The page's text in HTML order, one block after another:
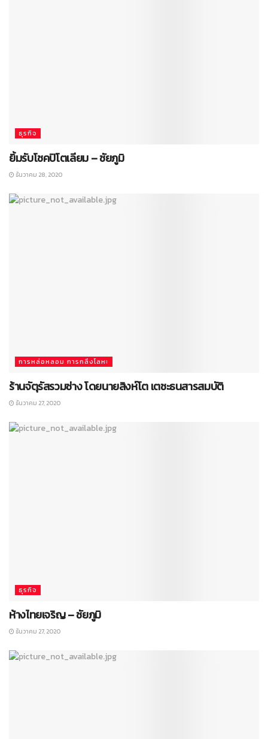
ธุรกิจ
ยิ้มรับโชคปิโตเลียม – ชัยภูมิ
ธันวาคม 28, 2020
การหล่อหลอม การกลึงโลหะ
ร้านจัตุรัสรวมช่าง โดยนายสิงห์โต เตชะธนสารสมบัติ
ธันวาคม 27, 2020
ธุรกิจ
ห้างไทยเจริญ – ชัยภูมิ
ธันวาคม 27, 2020